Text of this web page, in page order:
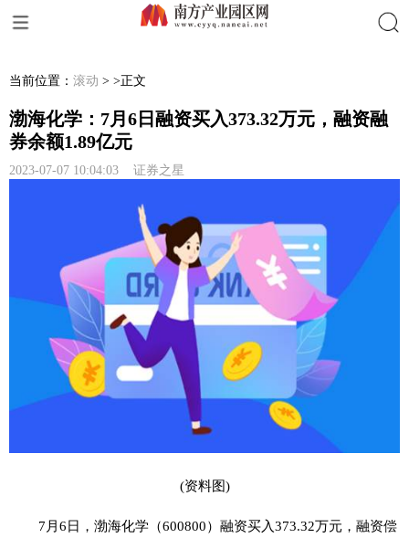
当前位置： 滚动 > >正文
渤海化学：7月6日融资买入373.32万元，融资融
券余额1.89亿元
2023-07-07 10:04:03 证券之星
(资料图)
7月6日，渤海化学（600800）融资买入373.32万元，融资偿